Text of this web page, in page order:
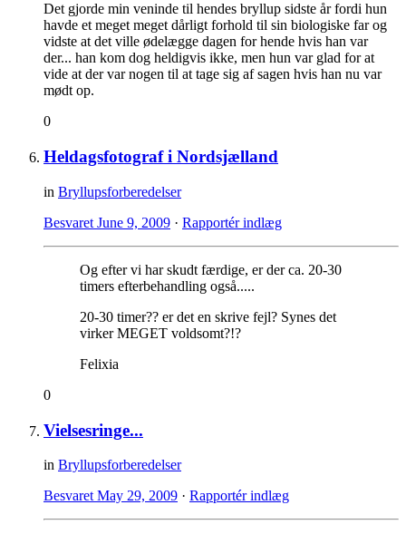
Det gjorde min veninde til hendes bryllup sidste år fordi hun
havde et meget meget dårligt forhold til sin biologiske far og
vidste at det ville ødelægge dagen for hende hvis han var
der... han kom dog heldigvis ikke, men hun var glad for at
vide at der var nogen til at tage sig af sagen hvis han nu var
mødt op.
0
Heldagsfotograf i Nordsjælland
in Bryllupsforberedelser
Besvaret June 9, 2009 · Rapportér indlæg
Og efter vi har skudt færdige, er der ca. 20-30
timers efterbehandling også.....
20-30 timer?? er det en skrive fejl? Synes det
virker MEGET voldsomt?!?
Felixia
0
Vielsesringe...
in Bryllupsforberedelser
Besvaret May 29, 2009 · Rapportér indlæg